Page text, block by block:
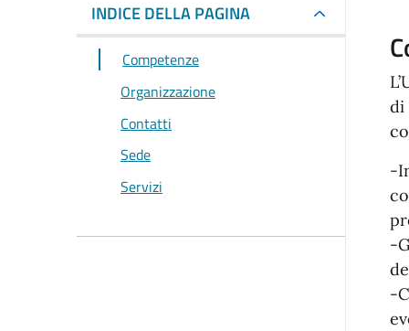
INDICE DELLA PAGINA
Competenze
Organizzazione
Contatti
Sede
Servizi
di
-
-
-